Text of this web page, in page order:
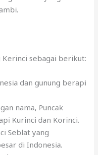
sebagai berikut:
dan gunung berapi
nama, Puncak
Kurinci dan Korinci.
Seblat yang
di Indonesia.